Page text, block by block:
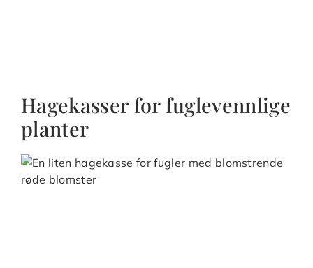
Hagekasser for fuglevennlige
planter